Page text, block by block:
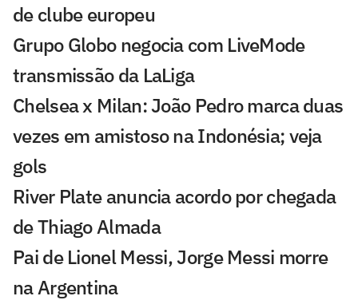
de clube europeu
Grupo Globo negocia com LiveMode
transmissão da LaLiga
Chelsea x Milan: João Pedro marca duas
vezes em amistoso na Indonésia; veja
gols
River Plate anuncia acordo por chegada
de Thiago Almada
Pai de Lionel Messi, Jorge Messi morre
na Argentina